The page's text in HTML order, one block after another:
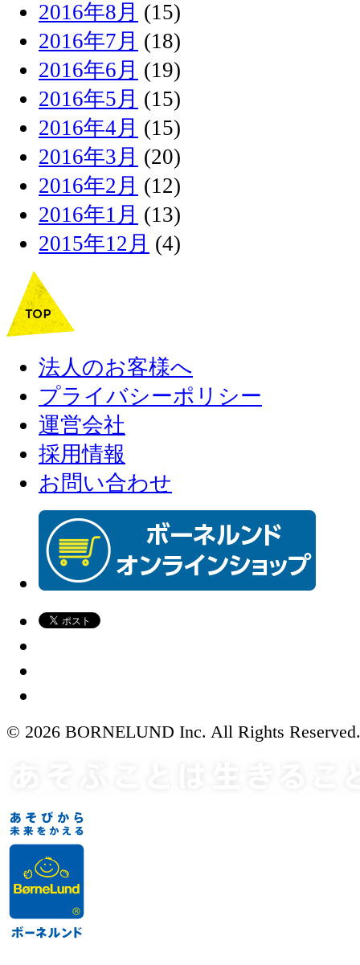
2016年8月 (15)
2016年7月 (18)
2016年6月 (19)
2016年5月 (15)
2016年4月 (15)
2016年3月 (20)
2016年2月 (12)
2016年1月 (13)
2015年12月 (4)
法人のお客様へ
プライバシーポリシー
運営会社
採用情報
お問い合わせ
© 2026 BORNELUND Inc. All Rights Reserved.